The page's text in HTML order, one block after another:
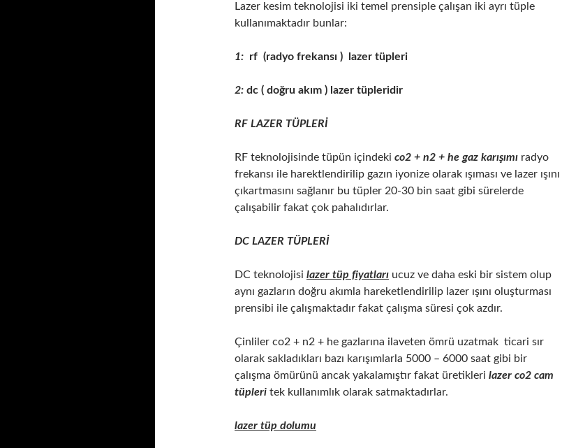
Lazer kesim teknolojisi iki temel prensiple çalışan iki ayrı tüple
kullanımaktadır bunlar:
1: rf (radyo frekansı ) lazer tüpleri
2: dc ( doğru akım ) lazer tüpleridir
RF LAZER TÜPLERİ
RF teknolojisinde tüpün içindeki co2 + n2 + he gaz karışımı radyo
frekansı ile harektlendirilip gazın iyonize olarak ışıması ve lazer ışını
çıkartmasını sağlanır bu tüpler 20-30 bin saat gibi sürelerde
çalışabilir fakat çok pahalıdırlar.
DC LAZER TÜPLERİ
DC teknolojisi lazer tüp fiyatları ucuz ve daha eski bir sistem olup
aynı gazların doğru akımla hareketlendirilip lazer ışını oluşturması
prensibi ile çalışmaktadır fakat çalışma süresi çok azdır.
Çinliler co2 + n2 + he gazlarına ilaveten ömrü uzatmak ticari sır
olarak sakladıkları bazı karışımlarla 5000 – 6000 saat gibi bir
çalışma ömürünü ancak yakalamıştır fakat üretikleri lazer co2 cam
tüpleri tek kullanımlık olarak satmaktadırlar.
lazer tüp dolumu